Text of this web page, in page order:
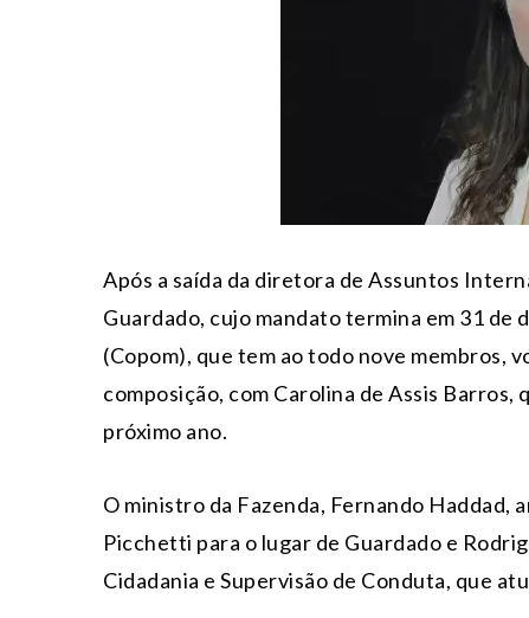
Após a saída da diretora de Assuntos
Guardado, cujo mandato termina em 31
(Copom), que tem ao todo nove membros,
composição, com Carolina de Assis
próximo ano.
O ministro da Fazenda, Fernando Haddad,
Picchetti para o lugar de Guardado e
Cidadania e Supervisão de Conduta, que